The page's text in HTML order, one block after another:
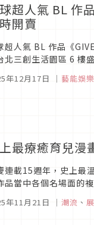
超人氣 BL 作
開賣
超人氣 BL 作品《
北三創生活園區 6 樓
年12月17日 ｜ 藝能娛樂
最療癒育兒漫
連載15週年，史上最
品當中各個名場面的
年11月21日 ｜ 潮流 、